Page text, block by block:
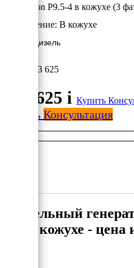
FG Wilson P9.5-4 в кожухе (3
Исполнение: В кожухе
6.8 кВт/Дизель
903 625
903 625 i Купить
Купить Консультация
Дизельный
4 в кожухе -